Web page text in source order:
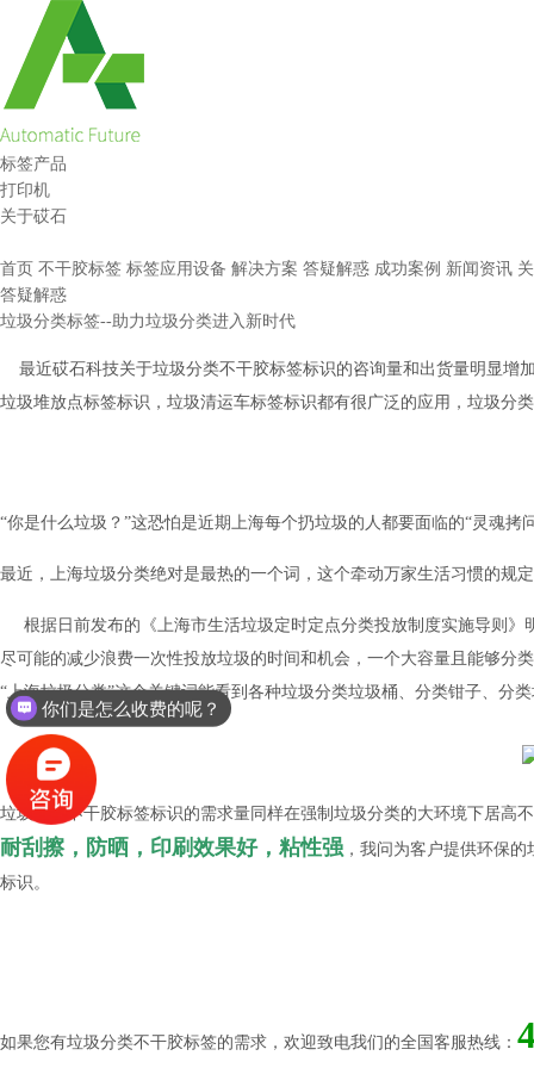
标签产品
打印机
关于砹石
首页 不干胶标签 标签应用设备 解决方案 答疑解惑 成功案例 新闻资讯
答疑解惑
垃圾分类标签--助力垃圾分类进入新时代
最近砹石科技关于垃圾分类不干胶标签标识的咨询量和出货量明显增
垃圾堆放点标签标识，垃圾清运车标签标识都有很广泛的应用，垃圾分
“你是什么垃圾？”这恐怕是近期上海每个扔垃圾的人都要面临的“灵魂拷
最近，上海垃圾分类绝对是最热的一个词，这个牵动万家生活习惯的规
根据日前发布的《上海市生活垃圾定时定点分类投放制度实施导则
尽可能的减少浪费一次性投放垃圾的时间和机会，一个大容量且能够分
“上海垃圾分类”这个关键词能看到各种垃圾分类垃圾桶、分类钳子、分
垃圾分类不干胶标签标识的需求量同样在强制垃圾分类的大环境下居高
耐刮擦，防晒，印刷效果好，粘性强 ，我问为客户提供环保
标识。
如果您有垃圾分类不干胶标签的需求，欢迎致电我们的全国客服热线：
你们是怎么收费的呢？